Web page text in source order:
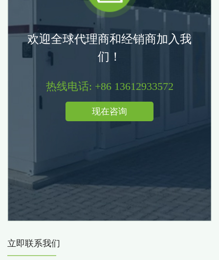
欢迎全球代理商和经销商加入我
们！
热线电话: +86 13612933572
现在咨询
立即联系我们